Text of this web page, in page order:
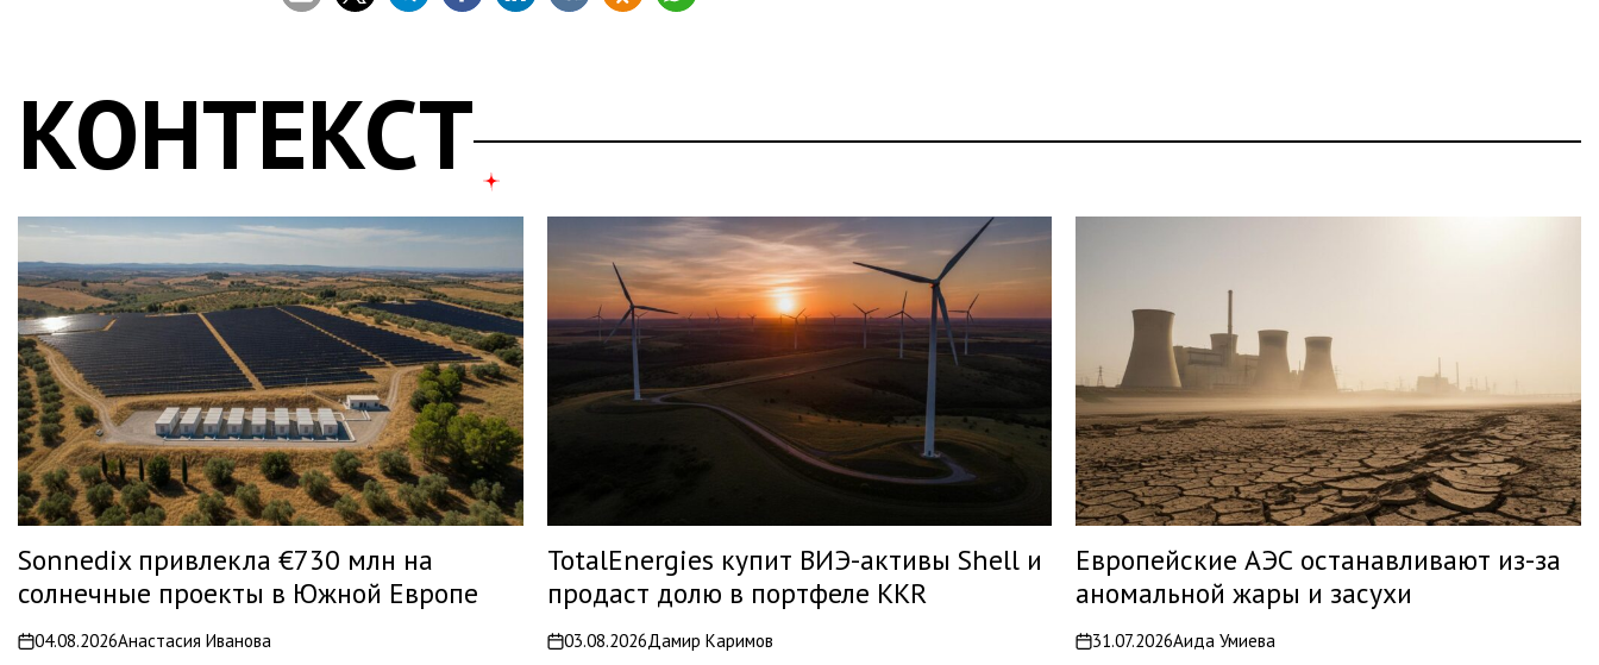
КОНТЕКСТ
Sonnedix привлекла €730 млн на
солнечные проекты в Южной Европе
on04.08.2026Анастасия Иванова
TotalEnergies купит ВИЭ-активы Shell и
продаст долю в портфеле KKR
on03.08.2026Дамир Каримов
Европейские АЭС останавливают из-за
аномальной жары и засухи
on31.07.2026Аида Умиева